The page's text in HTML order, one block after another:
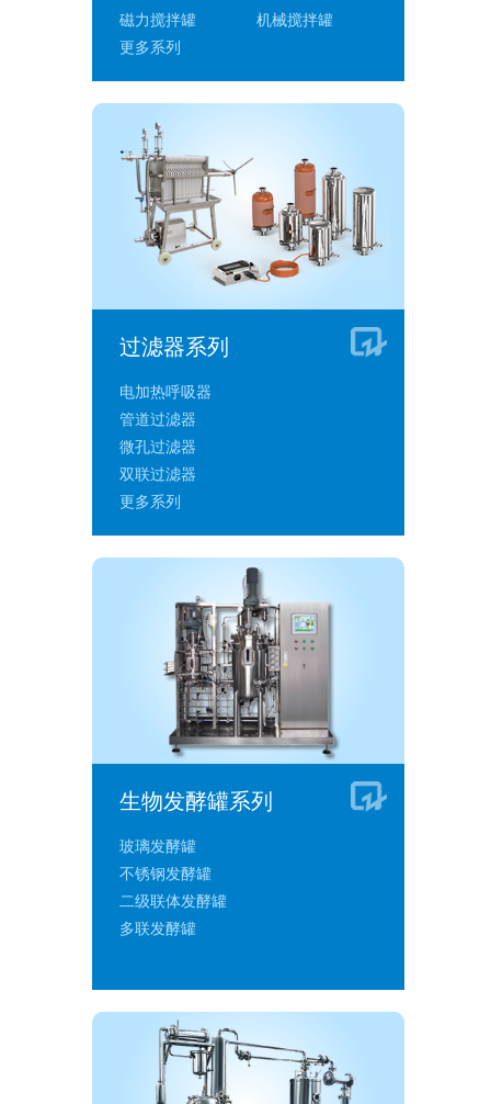
磁力搅拌罐
机械搅拌罐
更多系列
过滤器系列
电加热呼吸器
管道过滤器
微孔过滤器
双联过滤器
更多系列
生物发酵罐系列
玻璃发酵罐
不锈钢发酵罐
二级联体发酵罐
多联发酵罐